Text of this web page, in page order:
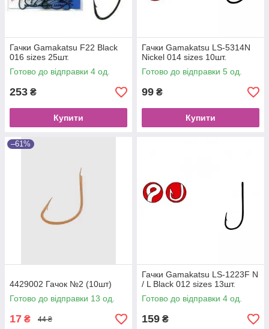
Гачки Gamakatsu F22 Black
016 sizes 25шт.
Готово до відправки 4 од.
253 ₴
Купити
Гачки Gamakatsu LS-5314N
Nickel 014 sizes 10шт.
Готово до відправки 5 од.
99 ₴
Купити
–61%
4429002 Гачок №2 (10шт)
Готово до відправки 13 од.
17 ₴ 44 ₴
Гачки Gamakatsu LS-1223F N
/ L Black 012 sizes 13шт.
Готово до відправки 4 од.
159 ₴